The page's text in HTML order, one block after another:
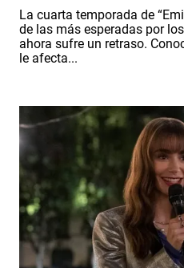
La cuarta temporada de
de las más esperadas por
ahora sufre un retraso.
le afecta...